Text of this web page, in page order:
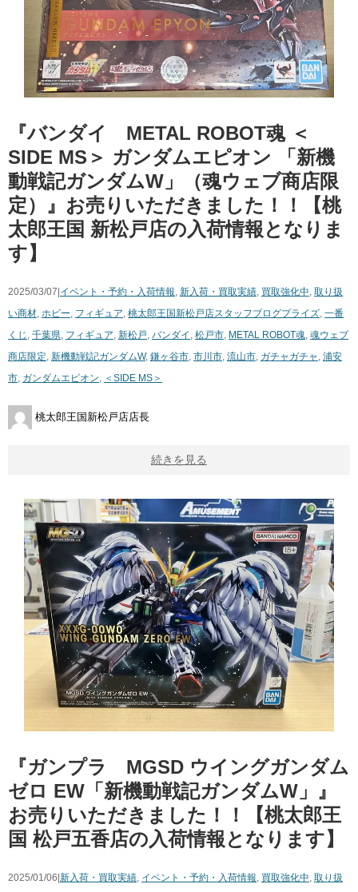
『バンダイ METAL ​ROBOT魂 ​＜
SIDE ​MS＞ ​ガンダムエピオン ​「新機
動戦記ガンダムW」（魂ウェブ商店限
定）』お売りいただきました！！【桃
太郎王国 新松戸店の入荷情報となりま
す】
2025/03/07| イベント・予約・入荷情報, 新入荷・買取実績, 買取強化中, 取り扱
い商材, ホビー, フィギュア, 桃太郎王国新松戸店スタッフブログプライズ, 一番
くじ , 千葉県, フィギュア, 新松戸, バンダイ , 松戸市, METAL ​ROBOT魂, 魂ウェブ
商店限定, 新機動戦記ガンダムW, 鎌ヶ谷市, 市川市, 流山市, ガチャガチャ , 浦安
市, ガンダムエピオン, ＜SIDE ​MS＞
桃太郎王国新松戸店店長
続きを見る
『ガンプラ MGSD ウイングガンダム
ゼロ EW「新機動戦記ガンダムW」』
お売りいただきました！！【桃太郎王
国 松戸五香店の入荷情報となります】
2025/01/06| 新入荷・買取実績, イベント・予約・入荷情報, 買取強化中, 取り扱